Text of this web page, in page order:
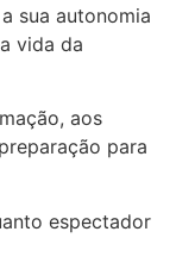
sua autonomia
vida da
aos
para
espectador